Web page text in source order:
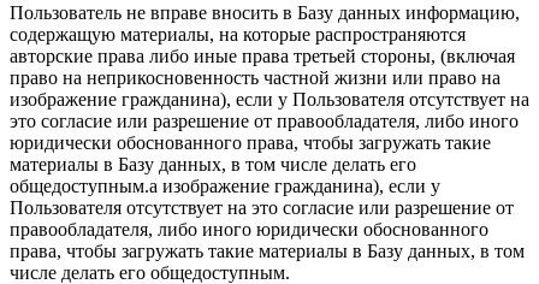
Пользователь не вправе вносить в Базу данных информацию,
содержащую материалы, на которые распространяются
авторские права либо иные права третьей стороны, (включая
право на неприкосновенность частной жизни или право на
изображение гражданина), если у Пользователя отсутствует на
это согласие или разрешение от правообладателя, либо иного
юридически обоснованного права, чтобы загружать такие
материалы в Базу данных, в том числе делать его
общедоступным.а изображение гражданина), если у
Пользователя отсутствует на это согласие или разрешение от
правообладателя, либо иного юридически обоснованного
права, чтобы загружать такие материалы в Базу данных, в том
числе делать его общедоступным.